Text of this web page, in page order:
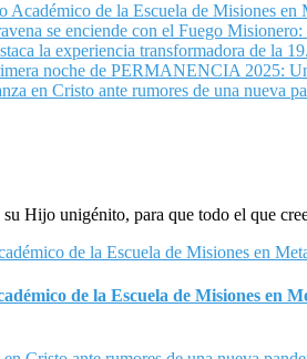
Académico de la Escuela de Misiones en
se enciende con el Fuego
la experiencia transformadora de la
noche de PERMANENCIA 2025:
en Cristo ante rumores de una nueva
Hijo unigénito, para que todo el que
de la Escuela de Misiones en